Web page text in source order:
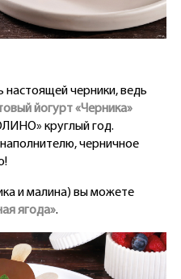
настоящей черники, ведь
йогурт «Черника»
круглый год.
черничное
и малина) вы можете
ягода».